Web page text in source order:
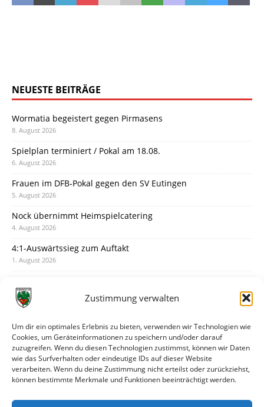
Zustimmung verwalten
Um dir ein optimales Erlebnis zu bieten, verwenden wir Technologien wie
Cookies, um Geräteinformationen zu speichern und/oder darauf
zuzugreifen. Wenn du diesen Technologien zustimmst, können wir Daten
wie das Surfverhalten oder eindeutige IDs auf dieser Website
verarbeiten. Wenn du deine Zustimmung nicht erteilst oder zurückziehst,
können bestimmte Merkmale und Funktionen beeinträchtigt werden.
NEUESTE BEITRÄGE
Wormatia begeistert gegen Pirmasens
8. August 2026
Spielplan terminiert / Pokal am 18.08.
6. August 2026
Frauen im DFB-Pokal gegen den SV Eutingen
5. August 2026
Nock übernimmt Heimspielcatering
4. August 2026
4:1-Auswärtssieg zum Auftakt
1. August 2026
31. Juli 2026
30. Juli 2026
Deine Spielminute: 89+1
28. Juli 2026
Neuer Rückensponsor